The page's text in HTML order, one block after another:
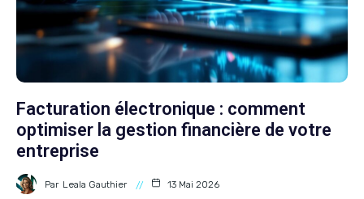
Facturation électronique : comment
optimiser la gestion financière de votre
entreprise
Par Leala Gauthier 13 Mai 2026